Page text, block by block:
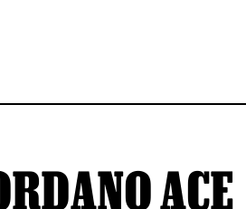
ACE